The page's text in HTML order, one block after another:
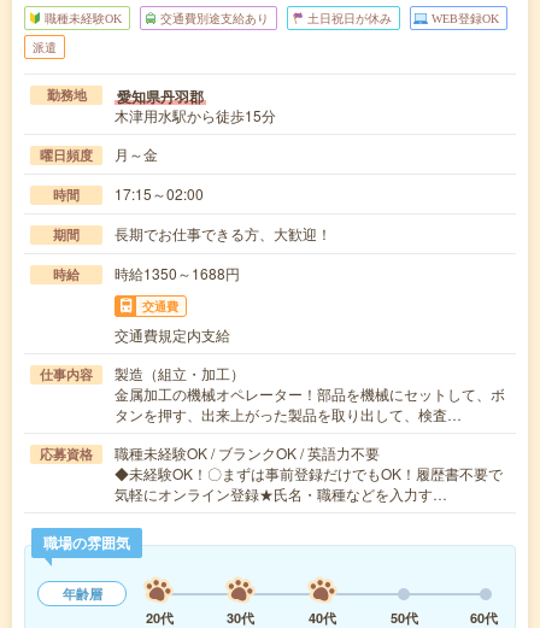
職種未経験OK 交通費別途支給あり 土日祝日が休み WEB登録OK
派遣
勤務地 愛知県丹羽郡
木津用水駅から徒歩15分
曜日頻度 月～金
時間 17:15～02:00
期間 長期でお仕事できる方、大歓迎！
時給 時給1350～1688円
交通費
交通費規定内支給
仕事内容
製造（組立・加工）
金属加工の機械オペレーター！部品を機械にセットして、ボ
タンを押す、出来上がった製品を取り出して、検査…
応募資格
職種未経験OK / ブランクOK / 英語力不要
◆未経験OK！〇まずは事前登録だけでもOK！履歴書不要で
気軽にオンライン登録★氏名・職種などを入力す…
職場の雰囲気
年齢層
20代
30代 40代 50代 60代